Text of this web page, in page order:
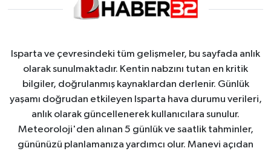
Isparta ve çevresindeki tüm gelişmeler, bu sayfada anlık
olarak sunulmaktadır. Kentin nabzını tutan en kritik
bilgiler, doğrulanmış kaynaklardan derlenir. Günlük
yaşamı doğrudan etkileyen Isparta hava durumu verileri,
anlık olarak güncellenerek kullanıcılara sunulur.
Meteoroloji'den alınan 5 günlük ve saatlik tahminler,
gününüzü planlamanıza yardımcı olur. Manevi açıdan